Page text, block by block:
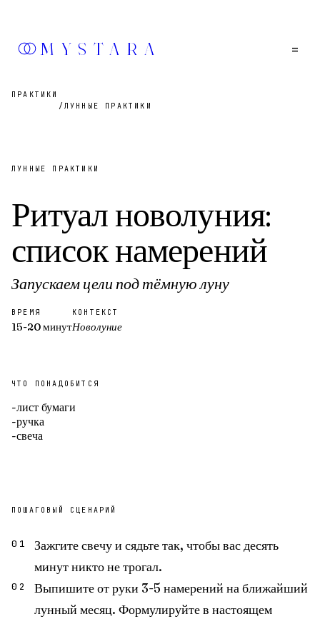
MYSTARA =
ПРАКТИКИ
/ ЛУННЫЕ ПРАКТИКИ
ЛУННЫЕ ПРАКТИКИ
Ритуал новолуния:
список намерений
Запускаем цели под тёмную луну
ВРЕМЯ
15-20 минут
КОНТЕКСТ
Новолуние
ЧТО ПОНАДОБИТСЯ
-лист бумаги
-ручка
-свеча
ПОШАГОВЫЙ СЦЕНАРИЙ
01
Зажгите свечу и сядьте так, чтобы вас десять
минут никто не трогал.
02
Выпишите от руки 3-5 намерений на ближайший
лунный месяц. Формулируйте в настоящем